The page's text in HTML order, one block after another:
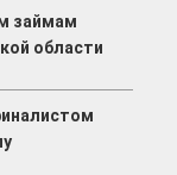
займам
области